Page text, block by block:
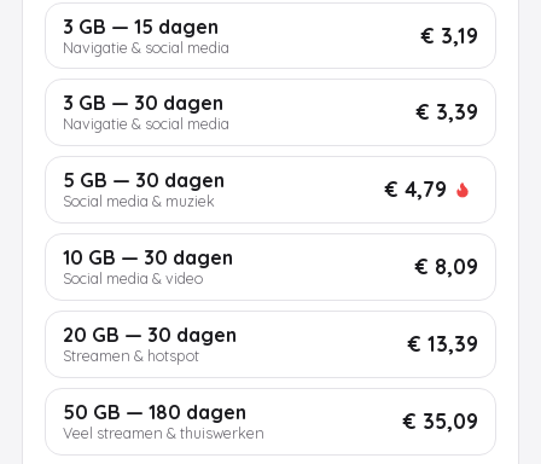
3 GB — 15 dagen
Navigatie & social media € 3,19
3 GB — 30 dagen
Navigatie & social media € 3,39
5 GB — 30 dagen
Social media & muziek € 4,79
10 GB — 30 dagen
Social media & video € 8,09
20 GB — 30 dagen
Streamen & hotspot € 13,39
50 GB — 180 dagen
Veel streamen & thuiswerken € 35,09